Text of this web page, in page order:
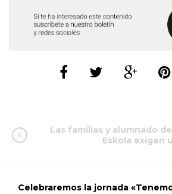
Las familias y alumnado
Eskola exigen
Celebraremos la jornada